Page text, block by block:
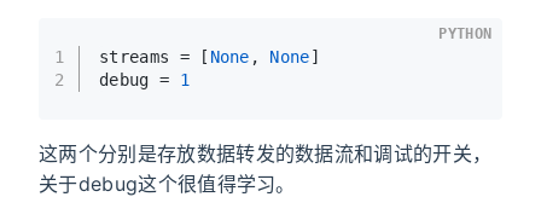
1
2
streams = [ None , None]
debug = 1
PYTHON
这两个分别是存放数据转发的数据流和调试的开关，
关于debug这个很值得学习。